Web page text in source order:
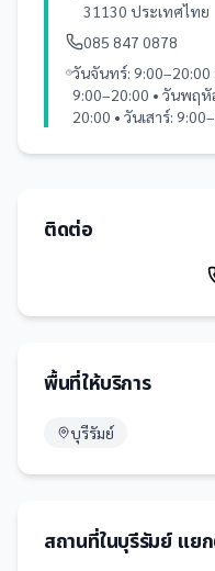
31130 ประเทศไทย
085 847 0878
วันจันทร์: 9:00–20:00
9:00–20:00 • วันพฤหั
20:00 • วันเสาร์:
ติดต่อ
พื้นที่ให้บริการ
บุรีรัมย์
สถานที่ในบุรีรัมย์แยก